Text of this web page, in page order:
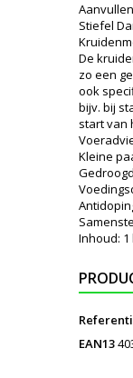
Stiefel
De
zo een
ook
bijv. bij
start van
Kleine
Inhoud: 1
EAN13